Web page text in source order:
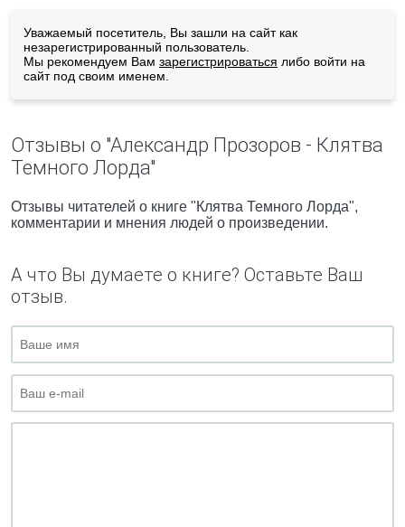
Уважаемый посетитель, Вы зашли на сайт как
незарегистрированный пользователь.
Мы рекомендуем Вам зарегистрироваться либо войти на
сайт под своим именем.
Отзывы о "Александр Прозоров - Клятва
Темного Лорда"
Отзывы читателей о книге "Клятва Темного Лорда",
комментарии и мнения людей о произведении.
А что Вы думаете о книге? Оставьте Ваш
отзыв.